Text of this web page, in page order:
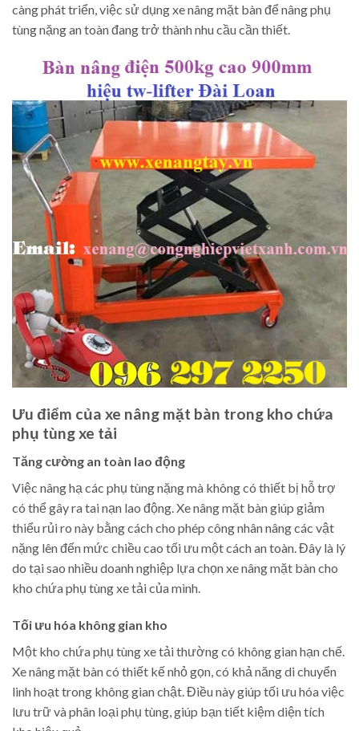
càng phát triển, việc sử dụng xe nâng mặt bàn để nâng phụ
tùng nặng an toàn đang trở thành nhu cầu cần thiết.
Ưu điểm của xe nâng mặt bàn trong kho chứa
phụ tùng xe tải
Tăng cường an toàn lao động
Việc nâng hạ các phụ tùng nặng mà không có thiết bị hỗ trợ
có thể gây ra tai nạn lao động. Xe nâng mặt bàn giúp giảm
thiểu rủi ro này bằng cách cho phép công nhân nâng các vật
nặng lên đến mức chiều cao tối ưu một cách an toàn. Đây là lý
do tại sao nhiều doanh nghiệp lựa chọn xe nâng mặt bàn cho
kho chứa phụ tùng xe tải của mình.
Tối ưu hóa không gian kho
Một kho chứa phụ tùng xe tải thường có không gian hạn chế.
Xe nâng mặt bàn có thiết kế nhỏ gọn, có khả năng di chuyển
linh hoạt trong không gian chật. Điều này giúp tối ưu hóa việc
lưu trữ và phân loại phụ tùng, giúp bạn tiết kiệm diện tích